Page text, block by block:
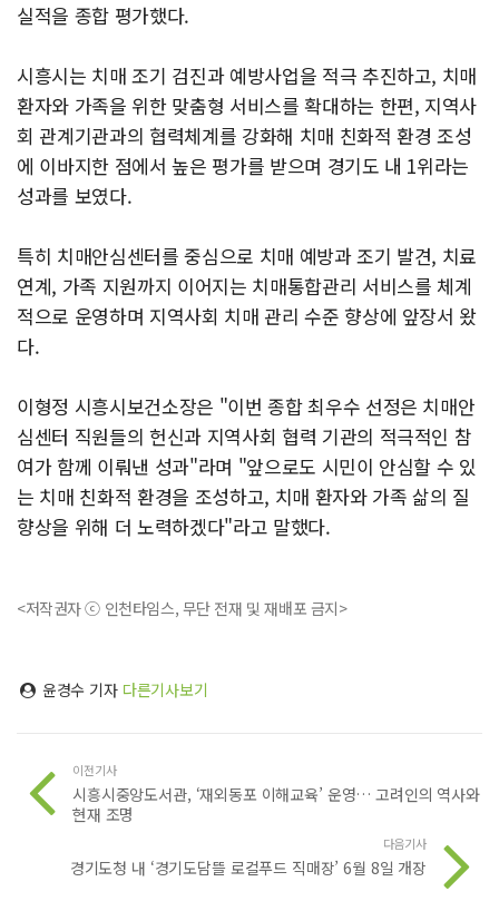
실적을 종합 평가했다.
시흥시는 치매 조기 검진과 예방사업을 적극 추진하고, 치매
환자와 가족을 위한 맞춤형 서비스를 확대하는 한편, 지역사
회 관계기관과의 협력체계를 강화해 치매 친화적 환경 조성
에 이바지한 점에서 높은 평가를 받으며 경기도 내 1위라는
성과를 보였다.
특히 치매안심센터를 중심으로 치매 예방과 조기 발견, 치료
연계, 가족 지원까지 이어지는 치매통합관리 서비스를 체계
적으로 운영하며 지역사회 치매 관리 수준 향상에 앞장서 왔
다.
이형정 시흥시보건소장은 "이번 종합 최우수 선정은 치매안
심센터 직원들의 헌신과 지역사회 협력 기관의 적극적인 참
여가 함께 이뤄낸 성과"라며 "앞으로도 시민이 안심할 수 있
는 치매 친화적 환경을 조성하고, 치매 환자와 가족 삶의 질
향상을 위해 더 노력하겠다"라고 말했다.
<저작권자 ⓒ 인천타임스, 무단 전재 및 재배포 금지>
윤경수 기자 다른기사보기
이전기사
시흥시중앙도서관, ‘재외동포 이해교육’ 운영… 고려인의 역사와
현재 조명
다음기사
경기도청 내 ‘경기도담뜰 로컬푸드 직매장’ 6월 8일 개장